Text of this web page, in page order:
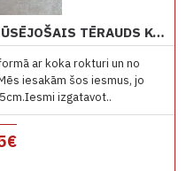
ŠASLIKA IESMS 55 CM NERŪSĒJOŠAIS TĒRAUDS KOKA ROKTURIS
ar koka rokturi un no
iesakām šos iesmus, jo
izgatavot..